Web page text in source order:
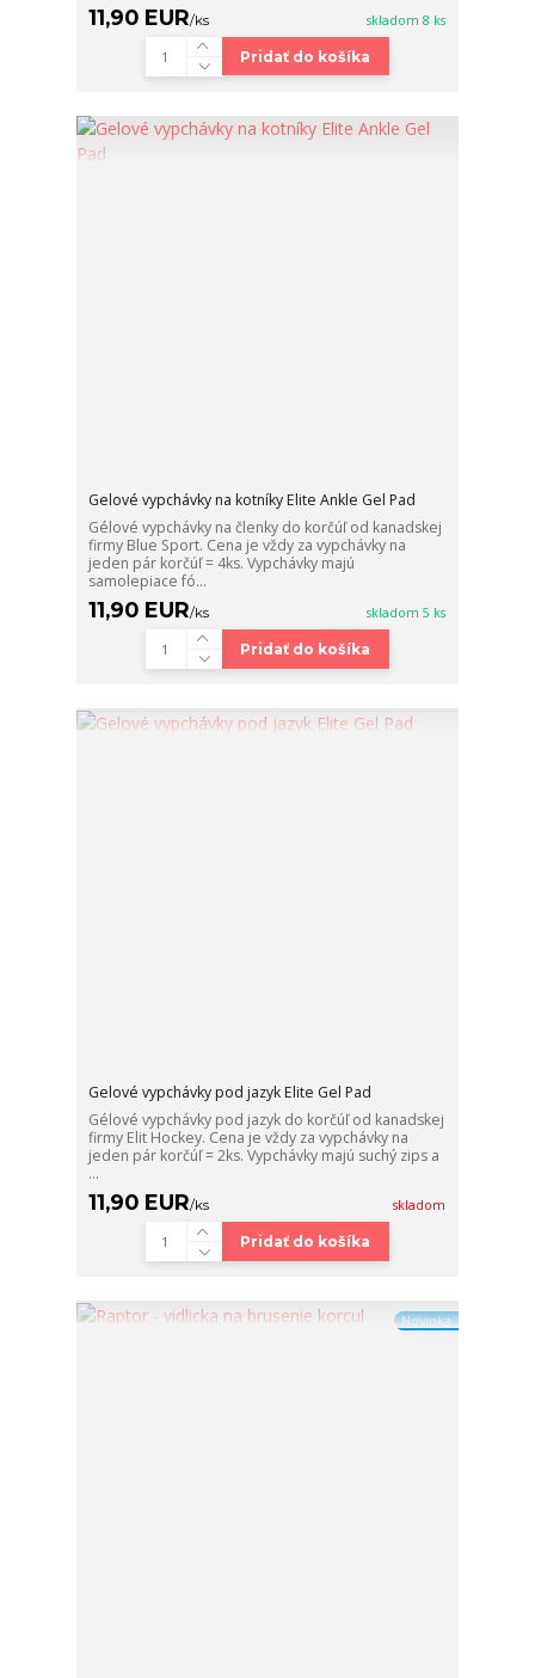
11,90 EUR/ks skladom 8 ks
Pridať do košíka
Gelové vypchávky na kotníky Elite Ankle Gel Pad
Gélové vypchávky na členky do korčúľ od kanadskej
firmy Blue Sport. Cena je vždy za vypchávky na
jeden pár korčúľ = 4ks. Vypchávky majú
samolepiace fó...
11,90 EUR/ks skladom 5 ks
Pridať do košíka
Gelové vypchávky pod jazyk Elite Gel Pad
Gélové vypchávky pod jazyk do korčúľ od kanadskej
firmy Elit Hockey. Cena je vždy za vypchávky na
jeden pár korčúľ = 2ks. Vypchávky majú suchý zips a
...
11,90 EUR/ks skladom
Pridať do košíka
Novinka